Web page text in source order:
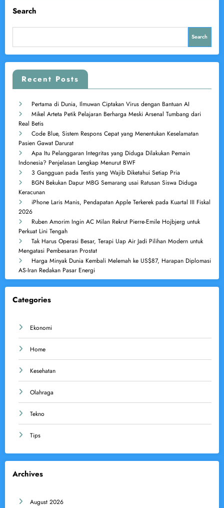
Search
Search
Recent Posts
Pertama di Dunia, Ilmuwan Ciptakan Virus dengan Bantuan AI
Mikel Arteta Petik Pelajaran Berharga Meski Arsenal Tumbang dari
Real Betis
Code Blue, Sistem Respons Cepat yang Menentukan Keselamatan
Pasien Gawat Darurat
Apa Itu Pelanggaran Integritas yang Diduga Dilakukan Pemain
Indonesia? Penjelasan Lengkap Menurut BWF
3 Gangguan pada Testis yang Wajib Diketahui Setiap Pria
BGN Bekukan Dapur MBG Semarang usai Ratusan Siswa Diduga
Keracunan
iPhone Laris Manis, Pendapatan Apple Terkerek pada Kuartal III Fiskal
2026
Ruben Amorim Ingin AC Milan Rekrut Pierre-Emile Hojbjerg untuk
Perkuat Lini Tengah
Tak Harus Operasi Besar, Terapi Uap Air Jadi Pilihan Modern untuk
Mengatasi Pembesaran Prostat
Harga Minyak Dunia Kembali Melemah ke US$87, Harapan Diplomasi
AS-Iran Redakan Pasar Energi
Categories
Ekonomi
Home
Kesehatan
Olahraga
Tekno
Tips
Archives
August 2026